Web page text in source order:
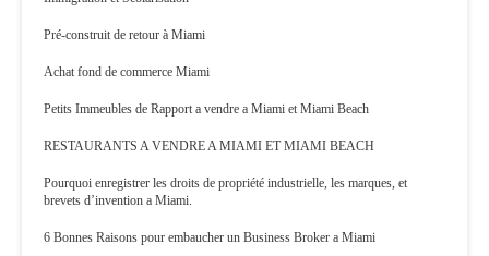
Pré-construit de retour à Miami
Achat fond de commerce Miami
Petits Immeubles de Rapport a vendre a Miami et Miami Beach
RESTAURANTS A VENDRE A MIAMI ET MIAMI BEACH
Pourquoi enregistrer les droits de propriété industrielle, les marques, et
brevets d’invention a Miami.
6 Bonnes Raisons pour embaucher un Business Broker a Miami